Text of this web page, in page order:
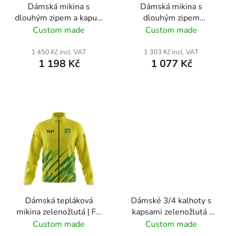
Dámská mikina s
dlouhým zipem a kapucí
zelenožlutá | FC Dolní
Custom made
1 450 Kč incl. VAT
1 198 Kč
Dámská mikina s
dlouhým zipem
zelenožlutá | FC Dolní
Custom made
1 303 Kč incl. VAT
1 077 Kč
Dámská tepláková
mikina zelenožlutá | FC
Dolní Bečva
Custom made
Dámské 3/4 kalhoty s
kapsami zelenožlutá |
FC Dolní Bečva
Custom made